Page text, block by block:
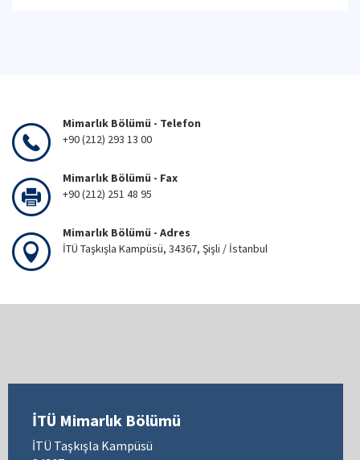
Mimarlık Bölümü - Telefon
+90 (212) 293 13 00
Mimarlık Bölümü - Fax
+90 (212) 251 48 95
Mimarlık Bölümü - Adres
İTÜ Taşkışla Kampüsü, 34367, Şişli / İstanbul
İTÜ Mimarlık Bölümü
İTÜ Taşkışla Kampüsü